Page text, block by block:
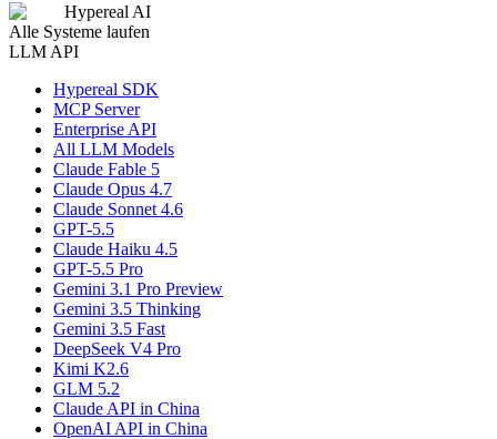
Hypereal AI
Alle Systeme laufen
LLM API
Hypereal SDK
MCP Server
Enterprise API
All LLM Models
Claude Fable 5
Claude Opus 4.7
Claude Sonnet 4.6
GPT-5.5
Claude Haiku 4.5
GPT-5.5 Pro
Gemini 3.1 Pro Preview
Gemini 3.5 Thinking
Gemini 3.5 Fast
DeepSeek V4 Pro
Kimi K2.6
GLM 5.2
Claude API in China
OpenAI API in China